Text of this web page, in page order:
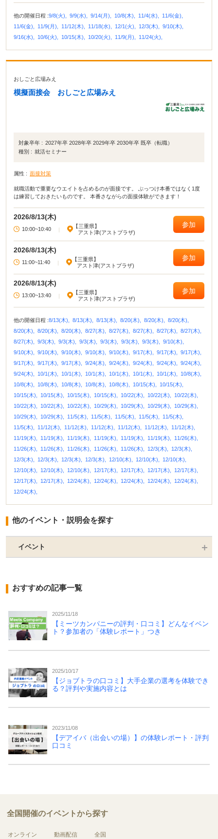
他の開催日程 :9/8(火), 9/9(水), 9/14(月), 10/8(木), 11/4(水),
11/6(金),
11/6(金),
11/9(月), 11/12(木), 11/18(水), 12/1(火), 12/3(木),
9/10(木),
9/16(水),
10/6(火), 10/15(木), 10/20(火), 11/9(月), 11/24(火),
おしごと広場みえ
模擬面接会 おしごと広場みえ
対象卒年 : 2027年卒 2028年卒 2029年卒 2030年卒 既卒（転職）
種別 : 就活セミナー
属性 : 面接対策
就職活動で重要なウエイトを占めるのが面接です。 ぶっつけ本番ではなく1度
は練習しておきたいものです。 本番さながらの面接体験ができます！
2026/8/13(木)
10:00~10:40 |
【三重県】
アスト津(アストプラザ)
参加
2026/8/13(木)
11:00~11:40 |
【三重県】
アスト津(アストプラザ)
参加
2026/8/13(木)
13:00~13:40 |
【三重県】
アスト津(アストプラザ)
参加
他の開催日程 :8/13(木), 8/13(木), 8/13(木), 8/20(木), 8/20(木),
8/20(木),
8/20(木),
8/20(木), 8/20(木), 8/27(木), 8/27(木), 8/27(木), 8/27(木),
8/27(木),
8/27(木),
9/3(木), 9/3(木), 9/3(木), 9/3(木), 9/3(木), 9/3(木),
9/10(木),
9/10(木),
9/10(木), 9/10(木), 9/10(木), 9/10(木), 9/17(木), 9/17(木),
9/17(木),
9/17(木),
9/17(木), 9/17(木), 9/24(木), 9/24(木), 9/24(木), 9/24(木),
9/24(木),
9/24(木),
10/1(木), 10/1(木), 10/1(木), 10/1(木), 10/1(木), 10/1(木),
10/8(木),
10/8(木),
10/8(木), 10/8(木), 10/8(木), 10/8(木), 10/15(木),
10/15(木),
10/15(木),
10/15(木), 10/15(木), 10/15(木), 10/22(木), 10/22(木),
10/22(木),
10/22(木),
10/22(木), 10/22(木), 10/29(木), 10/29(木), 10/29(木),
10/29(木),
10/29(木),
10/29(木), 11/5(木), 11/5(木), 11/5(木), 11/5(木),
11/5(木),
11/5(木),
11/12(木), 11/12(木), 11/12(木), 11/12(木), 11/12(木),
11/12(木),
11/19(木),
11/19(木), 11/19(木), 11/19(木), 11/19(木), 11/19(木),
11/26(木),
11/26(木),
11/26(木), 11/26(木), 11/26(木), 11/26(木), 12/3(木),
12/3(木),
12/3(木),
12/3(木), 12/3(木), 12/3(木), 12/10(木), 12/10(木),
12/10(木),
12/10(木),
12/10(木), 12/10(木), 12/17(木), 12/17(木), 12/17(木),
12/17(木),
12/17(木),
12/17(木), 12/24(木), 12/24(木), 12/24(木), 12/24(木),
12/24(木),
12/24(木),
他のイベント・説明会を探す
イベント
おすすめの記事一覧
2025/11/18
【ミーツカンパニーの評判・口コミ】どんなイベン
ト？参加者の「体験レポート」つき
2025/10/17
【ジョブトラの口コミ】大手企業の選考を体験でき
る？評判や実施内容とは
2023/11/08
【デアイバ（出会いの場）】の体験レポート・評判
口コミ
全国開催のイベントから探す
オンライン 動画配信 全国